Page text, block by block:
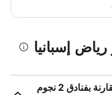
إسبانيا
هل الأسعار في رياض إسبانيا قابلة للمقارنة بفنادق 2 نجوم